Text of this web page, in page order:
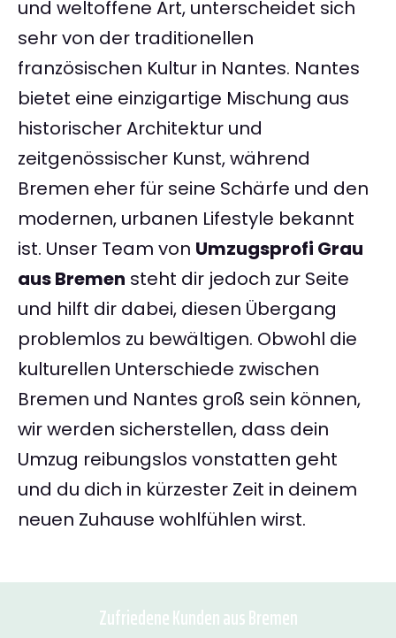
und weltoffene Art, unterscheidet sich
sehr von der traditionellen
französischen Kultur in Nantes. Nantes
bietet eine einzigartige Mischung aus
historischer Architektur und
zeitgenössischer Kunst, während
Bremen eher für seine Schärfe und den
modernen, urbanen Lifestyle bekannt
ist. Unser Team von Umzugsprofi Grau
aus Bremen steht dir jedoch zur Seite
und hilft dir dabei, diesen Übergang
problemlos zu bewältigen. Obwohl die
kulturellen Unterschiede zwischen
Bremen und Nantes groß sein können,
wir werden sicherstellen, dass dein
Umzug reibungslos vonstatten geht
und du dich in kürzester Zeit in deinem
neuen Zuhause wohlfühlen wirst.
Zufriedene Kunden aus Bremen